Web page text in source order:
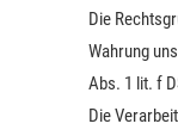
Die
Wahrung
Abs. 1 lit. f
Die